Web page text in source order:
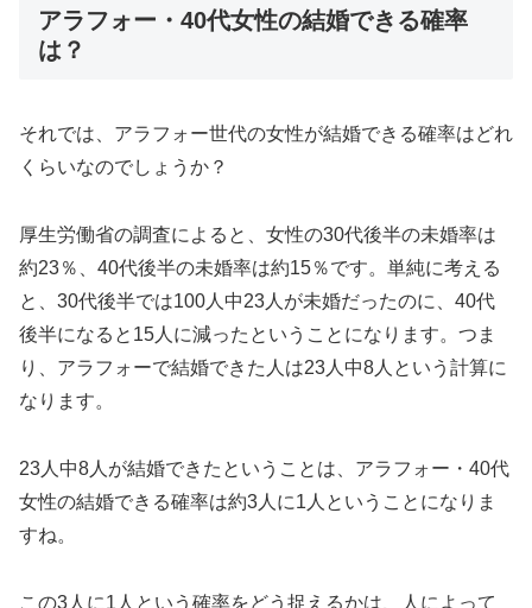
アラフォー・40代女性の結婚できる確率
は？
それでは、アラフォー世代の女性が結婚できる確率はどれ
くらいなのでしょうか？
厚生労働省の調査によると、女性の30代後半の未婚率は
約23％、40代後半の未婚率は約15％です。単純に考える
と、30代後半では100人中23人が未婚だったのに、40代
後半になると15人に減ったということになります。つま
り、アラフォーで結婚できた人は23人中8人という計算に
なります。
23人中8人が結婚できたということは、アラフォー・40代
女性の結婚できる確率は約3人に1人ということになりま
すね。
この3人に1人という確率をどう捉えるかは、人によって